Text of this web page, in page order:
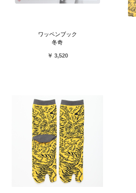
ワッペンブック
冬奇
￥ 3,520